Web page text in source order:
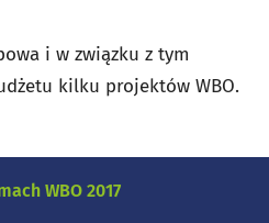
i w związku z tym
kilku projektów WBO.
WBO 2017